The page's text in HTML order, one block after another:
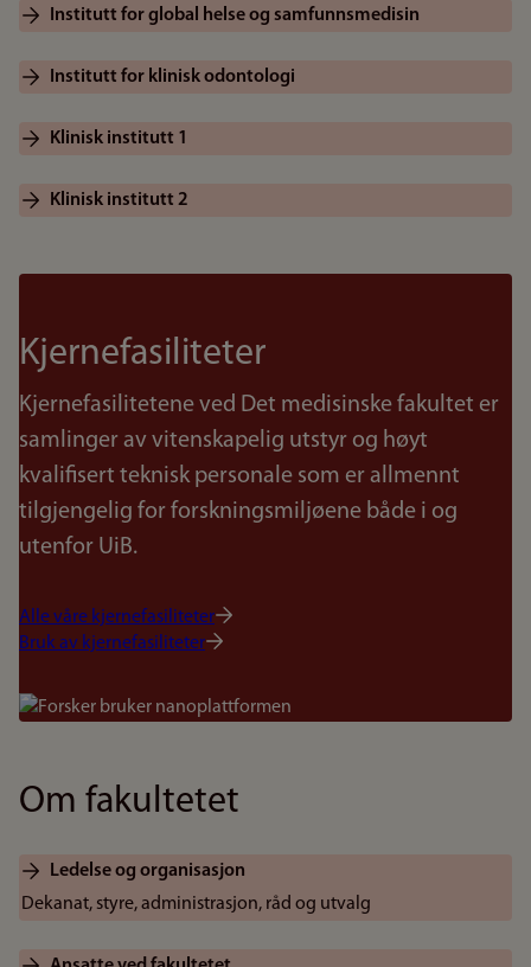
Institutt for global helse og samfunnsmedisin
Institutt for klinisk odontologi
Klinisk institutt 1
Klinisk institutt 2
Kjernefasiliteter
Kjernefasilitetene ved Det medisinske fakultet er
samlinger av vitenskapelig utstyr og høyt
kvalifisert teknisk personale som er allmennt
tilgjengelig for forskningsmiljøene både i og
utenfor UiB.
Alle våre kjernefasiliteter
Bruk av kjernefasiliteter
Bilde
Om fakultetet
Ledelse og organisasjon
Dekanat, styre, administrasjon, råd og utvalg